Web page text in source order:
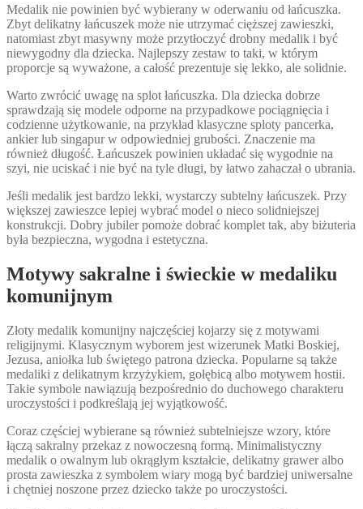
Medalik nie powinien być wybierany w oderwaniu od łańcuszka.
Zbyt delikatny łańcuszek może nie utrzymać cięższej zawieszki,
natomiast zbyt masywny może przytłoczyć drobny medalik i być
niewygodny dla dziecka. Najlepszy zestaw to taki, w którym
proporcje są wyważone, a całość prezentuje się lekko, ale solidnie.
Warto zwrócić uwagę na splot łańcuszka. Dla dziecka dobrze
sprawdzają się modele odporne na przypadkowe pociągnięcia i
codzienne użytkowanie, na przykład klasyczne sploty pancerka,
ankier lub singapur w odpowiedniej grubości. Znaczenie ma
również długość. Łańcuszek powinien układać się wygodnie na
szyi, nie uciskać i nie być na tyle długi, by łatwo zahaczał o ubrania.
Jeśli medalik jest bardzo lekki, wystarczy subtelny łańcuszek. Przy
większej zawieszce lepiej wybrać model o nieco solidniejszej
konstrukcji. Dobry jubiler pomoże dobrać komplet tak, aby biżuteria
była bezpieczna, wygodna i estetyczna.
Motywy sakralne i świeckie w medaliku
komunijnym
Złoty medalik komunijny najczęściej kojarzy się z motywami
religijnymi. Klasycznym wyborem jest wizerunek Matki Boskiej,
Jezusa, aniołka lub świętego patrona dziecka. Popularne są także
medaliki z delikatnym krzyżykiem, gołębicą albo motywem hostii.
Takie symbole nawiązują bezpośrednio do duchowego charakteru
uroczystości i podkreślają jej wyjątkowość.
Coraz częściej wybierane są również subtelniejsze wzory, które
łączą sakralny przekaz z nowoczesną formą. Minimalistyczny
medalik o owalnym lub okrągłym kształcie, delikatny grawer albo
prosta zawieszka z symbolem wiary mogą być bardziej uniwersalne
i chętniej noszone przez dziecko także po uroczystości.